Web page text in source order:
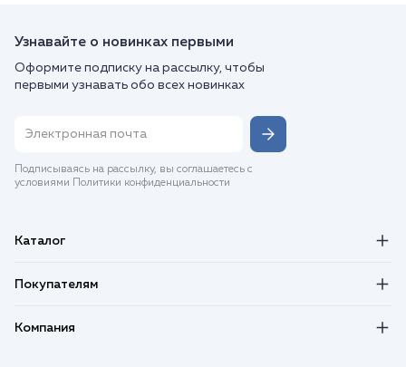
Узнавайте о новинках первыми
Оформите подписку на рассылку, чтобы
первыми узнавать обо всех новинках
Подписываясь на рассылку, вы соглашаетесь с
условиями Политики конфиденциальности
Каталог
Покупателям
Компания